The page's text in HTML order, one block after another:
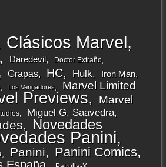
Clásicos Marvel
Daredevil Doctor Extraño
Grapas HC Hulk Iron Man
Los Vengadores
Marvel Limited
Previews
Marvel
Miguel G. Saavedra
Novedades
Panini
Panini Panini Comics
España